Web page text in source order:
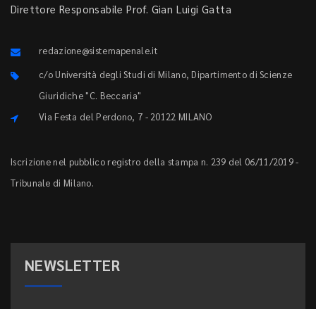
Direttore Responsabile Prof. Gian Luigi Gatta
redazione@sistemapenale.it
c/o Università degli Studi di Milano, Dipartimento di Scienze
Giuridiche "C. Beccaria"
Via Festa del Perdono, 7 - 20122 MILANO
Iscrizione nel pubblico registro della stampa n. 239 del 06/11/2019 -
Tribunale di Milano.
NEWSLETTER